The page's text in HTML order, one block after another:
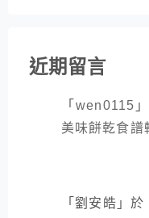
近期留言
「wen0115
美味餅乾食譜
「劉安皓 」於